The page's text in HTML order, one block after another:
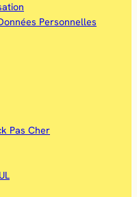
Personnelles
Pas Cher